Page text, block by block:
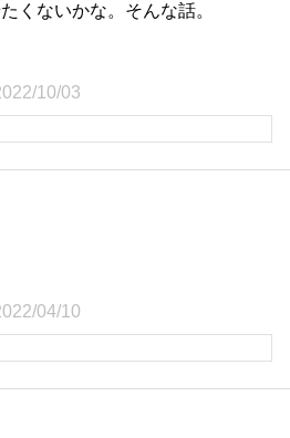
くないかな。そんな話。
10/03
04/10